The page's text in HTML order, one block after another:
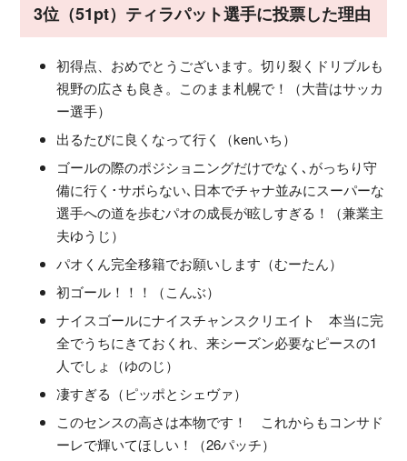
3位（51pt）ティラパット選手に投票した理由
初得点、おめでとうございます。切り裂くドリブルも
視野の広さも良き。このまま札幌で！（大昔はサッカ
ー選手）
出るたびに良くなって行く（kenいち）
ゴールの際のポジショニングだけでなく､がっちり守
備に行く･サボらない､日本でチャナ並みにスーパーな
選手への道を歩むパオの成長が眩しすぎる！（兼業主
夫ゆうじ）
パオくん完全移籍でお願いします（むーたん）
初ゴール！！！（こんぶ）
ナイスゴールにナイスチャンスクリエイト 本当に完
全でうちにきておくれ、来シーズン必要なピースの1
人でしょ（ゆのじ）
凄すぎる（ピッポとシェヴァ）
このセンスの高さは本物です！ これからもコンサド
ーレで輝いてほしい！（26パッチ）